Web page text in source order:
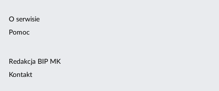
O serwisie
Pomoc
Redakcja BIP MK
Kontakt